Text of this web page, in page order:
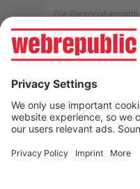
Für
wir ohne Hilfe.
gelten als